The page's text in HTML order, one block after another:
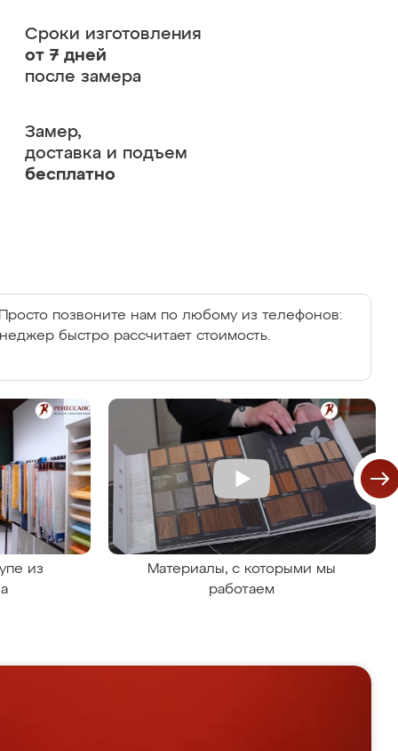
Сроки изготовления
от 7 дней
после замера
Замер,
доставка и подъем
бесплатно
позвоните нам по любому из телефонов:
быстро рассчитает стоимость.
из
Материалы, с которыми мы
работаем